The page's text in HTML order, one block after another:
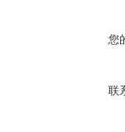
您
联